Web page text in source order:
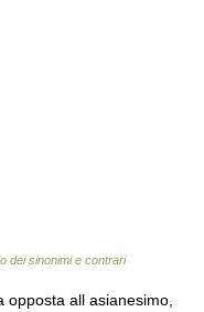
dei sinonimi e contrari
all asianesimo,